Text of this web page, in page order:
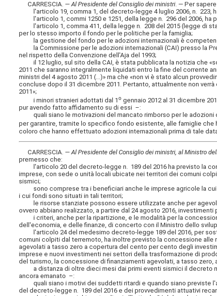
CARRESCIA. —Al Presidente del Consiglio dei ministri. — Per
l'articolo 19, comma 1, del decreto-legge 4 luglio 2006, n. 223,
l'articolo 1, commi 1250 e 1251, della legge n. 296 del 2006, ha
l'articolo 1, comma 411, della legge n. 208 del 2015 (legge di
per lo stesso importo il fondo per le politiche per la famiglia;
la gestione del fondo per le adozioni internazionali è
la Commissione per le adozioni internazionali (CAI) presso la
nel rispetto della Convenzione dell'Aja del 1993;
il 12 luglio, sul sito della CAI, è stata pubblicata la notizia che
2011 che saranno integralmente liquidati entro la fine del corrente
ministri del 4 agosto 2011 (...)» ma che «non vi è stato alcun
concluse dopo il 31 dicembre 2011. Pertanto, attualmente non
2011»;
i minori stranieri adottati dal 1 o gennaio 2012 al 31 dicembre
pur avendo fatto affidamento su di essi –:
quali siano le motivazioni del mancato rimborso per le adozioni
per garantire, tramite lo specifico fondo esistente, alle famiglie che
coloro che hanno effettuato adozioni internazionali prima di tale
CARRESCIA. —Al Presidente del Consiglio dei ministri, al Ministro
premesso che:
l'articolo 20 del decreto-legge n. 189 del 2016 ha previsto la
imprese, con sede o unità locali ubicate nei territori dei comuni
sismici;
sono comprese tra i beneficiari anche le imprese agricole la cui
i cui fondi sono situati in tali territori;
le risorse stanziate possono essere utilizzate anche per
ovvero abbiano realizzato, a partire dal 24 agosto 2016,
i criteri, anche per la ripartizione, e le modalità per la
dell'economia, e delle finanze, di concerto con il Ministro dello
l'articolo 24 del medesimo decreto-legge 189 del 2016, per
comuni colpiti dal terremoto, ha inoltre previsto la concessione
agevolati a tasso zero a copertura del cento per cento degli
imprese e nuovi investimenti nei settori della trasformazione di
del turismo, la concessione di finanziamenti agevolati, a tasso
a distanza di oltre dieci mesi dai primi eventi sismici il decreto
ancora emanato –:
quali siano i motivi dei suddetti ritardi e quando siano previste
del decreto-legge n. 189 del 2016 e dei provvedimenti attuativi